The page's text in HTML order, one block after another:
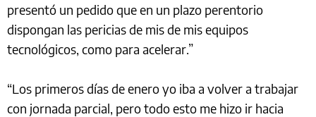
presentó un pedido que en un plazo perentorio
dispongan las pericias de mis de mis equipos
tecnológicos, como para acelerar.”
“Los primeros días de enero yo iba a volver a trabajar
con jornada parcial, pero todo esto me hizo ir hacia